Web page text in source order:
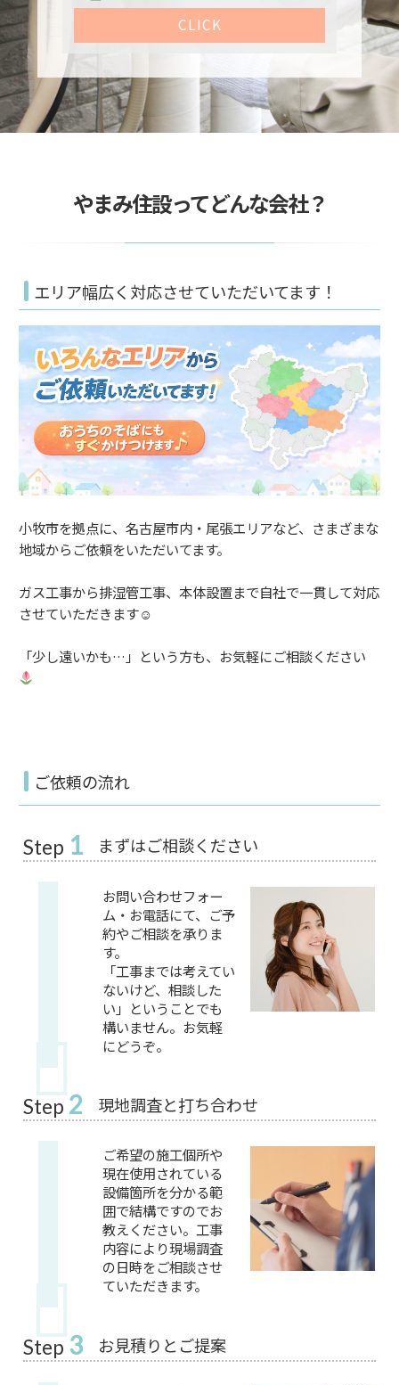
CLICK
やまみ住設ってどんな会社？
エリア幅広く対応させていただいてます！
小牧市を拠点に、名古屋市内・尾張エリアなど、さまざまな
地域からご依頼をいただいてます。
ガス工事から排湿管工事、本体設置まで自社で一貫して対応
させていただきます☺
「少し遠いかも…」という方も、お気軽にご相談ください
ご依頼の流れ
Step 1 まずはご相談ください
お問い合わせフォー
ム・お電話にて、ご予
約やご相談を承りま
す。
「工事までは考えてい
ないけど、相談した
い」ということでも
構いません。お気軽
にどうぞ。
Step 2 現地調査と打ち合わせ
ご希望の施工個所や
現在使用されている
設備箇所を分かる範
囲で結構ですのでお
教えください。工事
内容により現場調査
の日時をご相談させ
ていただきます。
Step 3 お見積りとご提案